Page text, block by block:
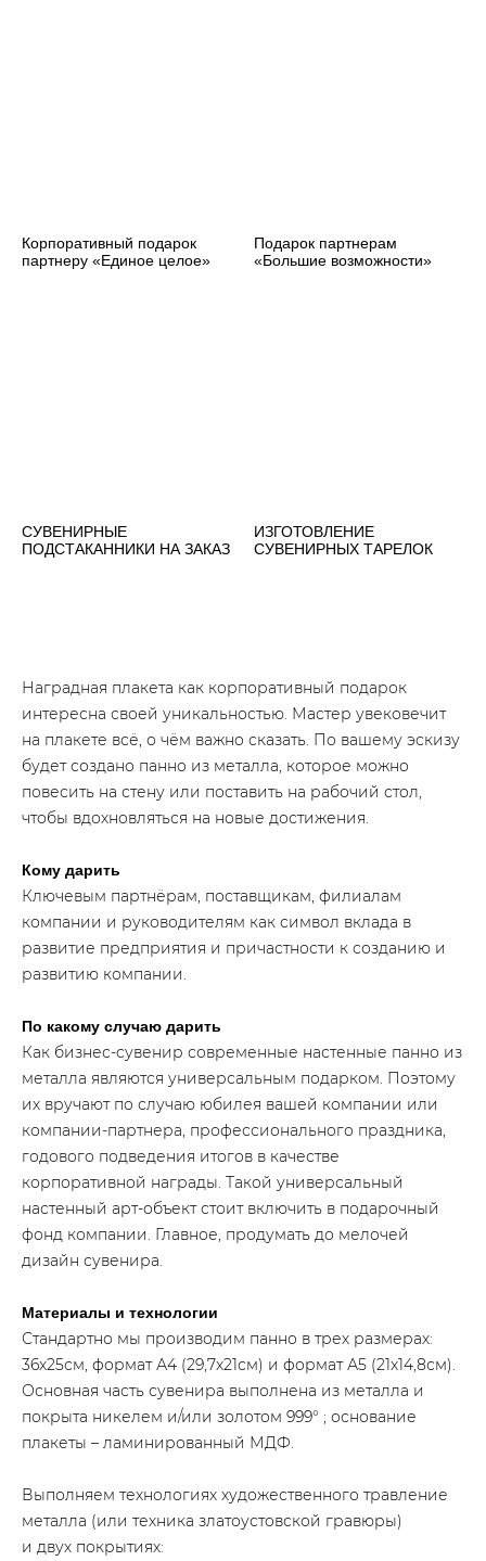
Корпоративный подарок
партнеру «Единое целое»
Подарок партнерам
«Большие возможности»
СУВЕНИРНЫЕ
ПОДСТАКАННИКИ НА ЗАКАЗ
ИЗГОТОВЛЕНИЕ
СУВЕНИРНЫХ ТАРЕЛОК
Наградная плакета как корпоративный подарок
интересна своей уникальностью. Мастер увековечит
на плакете всё, о чём важно сказать. По вашему эскизу
будет создано панно из металла, которое можно
повесить на стену или поставить на рабочий стол,
чтобы вдохновляться на новые достижения.
Кому дарить
Ключевым партнёрам, поставщикам, филиалам
компании и руководителям как символ вклада в
развитие предприятия и причастности к созданию и
развитию компании.
По какому случаю дарить
Как бизнес-сувенир современные настенные панно из
металла являются универсальным подарком. Поэтому
их вручают по случаю юбилея вашей компании или
компании-партнера, профессионального праздника,
годового подведения итогов в качестве
корпоративной награды. Такой универсальный
настенный арт-объект стоит включить в подарочный
фонд компании. Главное, продумать до мелочей
дизайн сувенира.
Материалы и технологии
Стандартно мы производим панно в трех размерах:
36x25см, формат А4 (29,7x21см) и формат А5 (21x14,8см).
Основная часть сувенира выполнена из металла и
покрыта никелем и/или золотом 999° ; основание
плакеты – ламинированный МДФ.
Выполняем технологиях художественного травление
металла (или техника златоустовской гравюры)
и двух покрытиях: